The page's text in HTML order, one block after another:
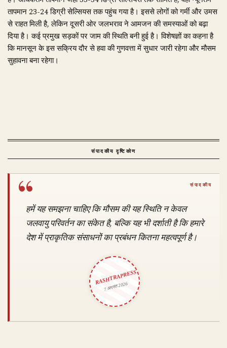
तापमान 23-24 डिग्री सेल्सियस तक पहुंच गया है। इससे लोगों को गर्मी और उमस
से राहत मिली है, लेकिन दूसरी ओर जलभराव ने आमजन की समस्याओं को बढ़ा
दिया है। कई प्रमुख सड़कों पर जाम की स्थिति बनी हुई है। विशेषज्ञों का कहना है
कि मानसून के इस सक्रिय दौर से हवा की गुणवत्ता में सुधार जारी रहेगा और मौसम
सुहावना बना रहेगा।
संपादकीय दृष्टिकोण
हमें यह समझना चाहिए कि मौसम की यह स्थिति न केवल
जलवायु परिवर्तन का संकेत है, बल्कि यह भी दर्शाती है कि हमारे
देश में प्राकृतिक संसाधनों का प्रबंधन कितना महत्वपूर्ण है।
RASHTRAPRESS
7 अगस्त 2026